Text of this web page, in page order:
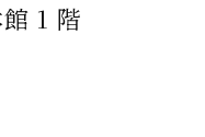
1 階